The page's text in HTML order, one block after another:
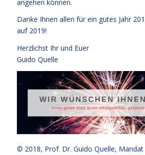
angehen können.
Danke Ihnen allen für ein gutes Jahr
auf 2019!
Herzlichst Ihr und Euer
Guido Quelle
© 2018, Prof. Dr. Guido Quelle, Mandat